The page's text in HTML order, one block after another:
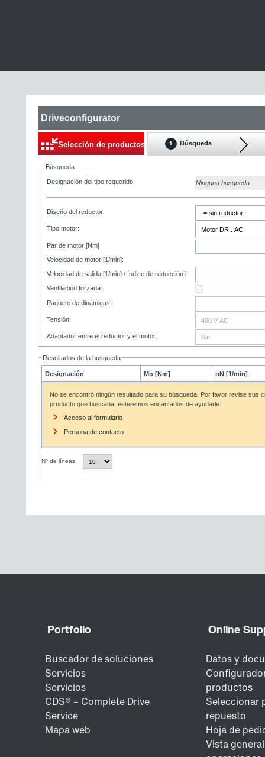
Driveconfigurator
Selección de productos 1 Búsqueda
Búsqueda
Designación del tipo requerido: Ninguna búsqueda
Diseño del reductor:
Tipo motor:
Par de motor [Nm]
Velocidad de motor [1/min]:
Velocidad de salida [1/min] / Índice de reducción i
Ventilación forzada:
Paquete de dinámicas:
Tensión:
Adaptador entre el reductor y el motor:
Resultados de la búsqueda
Designación Mo [Nm] nN [1/min]
No se encontró ningún resultado para su búsqueda. Por favor revise sus
producto que buscaba, esteremos encantados de ayudarle.
Acceso al formulario
Persona de contacto
Nº de líneas